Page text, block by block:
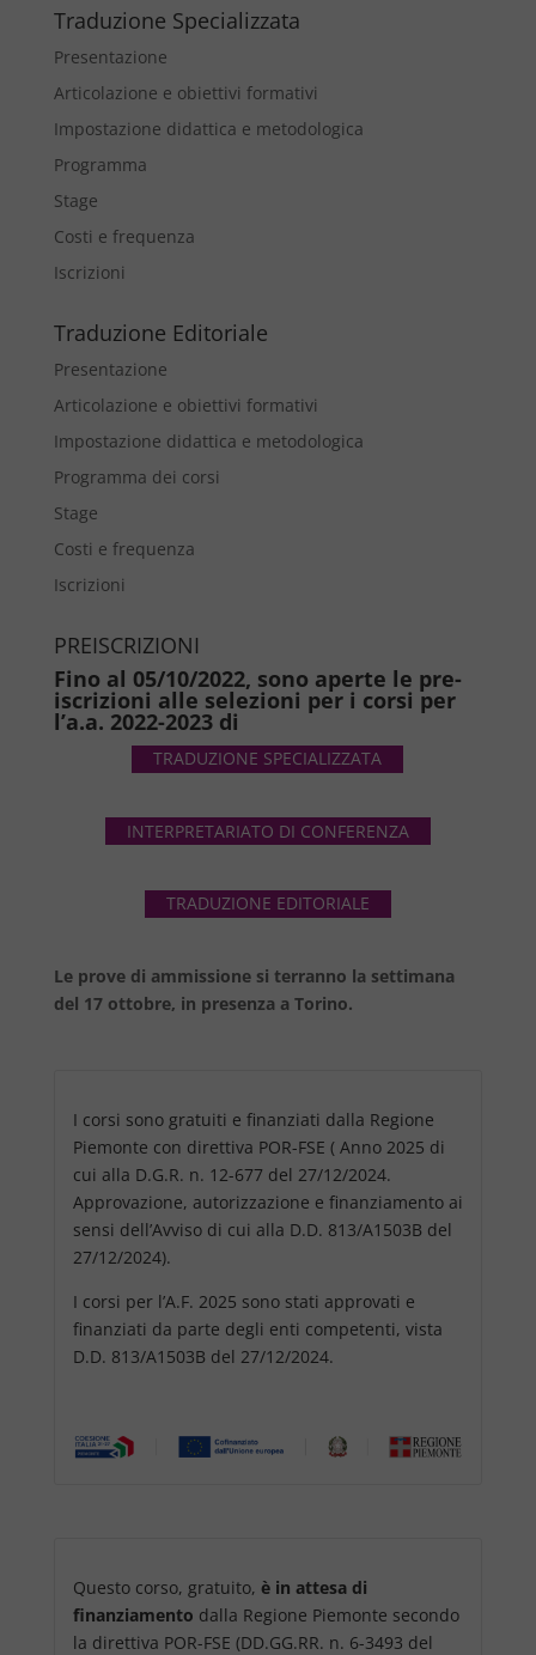
Traduzione Specializzata
Presentazione
Articolazione e obiettivi formativi
Impostazione didattica e metodologica
Programma
Stage
Costi e frequenza
Iscrizioni
Traduzione Editoriale
Presentazione
Articolazione e obiettivi formativi
Impostazione didattica e metodologica
Programma dei corsi
Stage
Costi e frequenza
Iscrizioni
PREISCRIZIONI
Fino al 05/10/2022, sono aperte le pre-
iscrizioni alle selezioni per i corsi per
l’a.a. 2022-2023 di
TRADUZIONE SPECIALIZZATA
INTERPRETARIATO DI CONFERENZA
TRADUZIONE EDITORIALE
Le prove di ammissione si terranno la settimana
del 17 ottobre, in presenza a Torino.
I corsi sono gratuiti e finanziati dalla Regione
Piemonte con direttiva POR-FSE ( Anno 2025 di
cui alla D.G.R. n. 12-677 del 27/12/2024.
Approvazione, autorizzazione e finanziamento ai
sensi dell’Avviso di cui alla D.D. 813/A1503B del
27/12/2024).
I corsi per l’A.F. 2025 sono stati approvati e
finanziati da parte degli enti competenti, vista
D.D. 813/A1503B del 27/12/2024.
Questo corso, gratuito, è in attesa di
finanziamento dalla Regione Piemonte secondo
la direttiva POR-FSE (DD.GG.RR. n. 6-3493 del